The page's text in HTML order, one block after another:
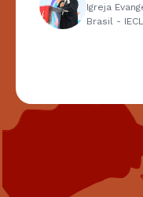
Igreja
Brasil -